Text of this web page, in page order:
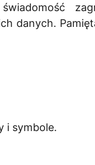
danych.
i symbole.